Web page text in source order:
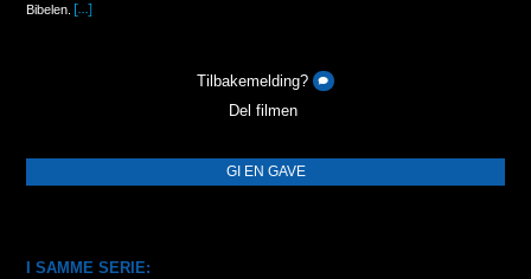
PROSJEKTVIDEOER
Bibelen.
Tilbakemelding?
Del filmen
GI EN GAVE
I SAMME SERIE: